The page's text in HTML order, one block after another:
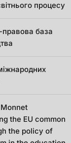
процесу
база
the EU common
the policy of